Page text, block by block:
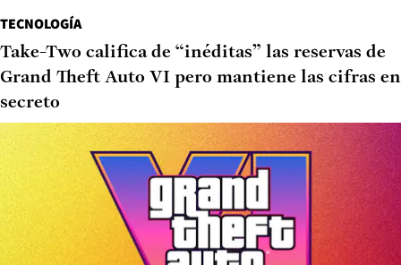
TECNOLOGÍA
Take-Two califica de “inéditas” las reservas de
Grand Theft Auto VI pero mantiene las cifras en
secreto